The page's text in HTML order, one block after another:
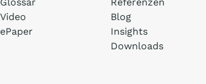
Video
ePaper
Blog
Insights
Downloads